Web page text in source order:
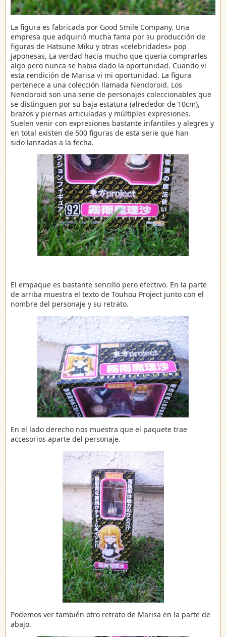
La figura es fabricada por Good Smile Company. Una
empresa que adquirió mucha fama por su producción de
figuras de Hatsune Miku y otras «celebridades» pop
japonesas, La verdad hacia mucho que queria comprarles
algo pero nunca se habia dado la oportunidad. Cuando vi
esta rendición de Marisa vi mi oportunidad. La figura
pertenece a una colección llamada Nendoroid. Los
Nendoroid son una serie de personajes coleccionables que
se distinguen por su baja estatura (alrededor de 10cm),
brazos y piernas articuladas y múltiples expresiones.
Suelen venir con expresiones bastante infantiles y alegres y
en total existen de 500 figuras de esta serie que han
sido lanzadas a la fecha.
El empaque es bastante sencillo pero efectivo. En la parte
de arriba muestra el texto de Touhou Project junto con el
nombre del personaje y su retrato.
En el lado derecho nos muestra que el paquete trae
accesorios aparte del personaje.
Podemos ver también otro retrato de Marisa en la parte de
abajo.